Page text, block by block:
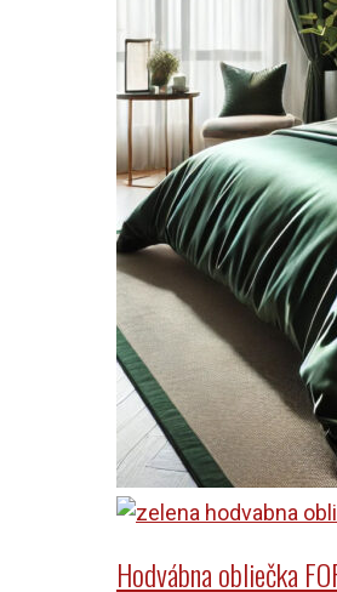
Hodvábna obliečka